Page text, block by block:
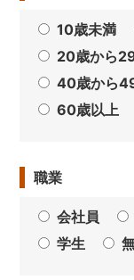
10歳未満
20歳から
40歳から
60歳以上
職業
会社員
学生